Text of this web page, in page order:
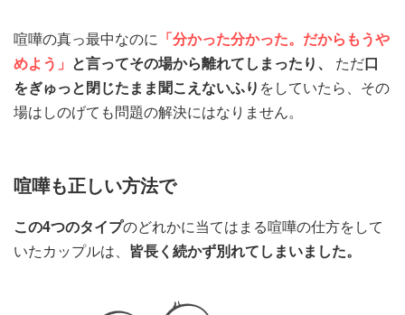
喧嘩の真っ最中なのに 「分かった分かった。だからもうや
めよう」 と言ってその場から離れてしまったり、 ただ口
をぎゅっと閉じたまま聞こえないふり をしていたら、その
場はしのげても問題の解決にはなりません。
喧嘩も正しい方法で
この4つのタイプのどれかに当てはまる喧嘩の仕方をして
いたカップルは、 皆長く続かず別れてしまいました。